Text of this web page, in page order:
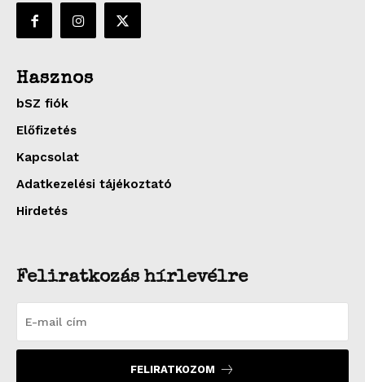
Hasznos
bSZ fiók
Előfizetés
Kapcsolat
Adatkezelési tájékoztató
Hirdetés
Feliratkozás hírlevélre
FELIRATKOZOM